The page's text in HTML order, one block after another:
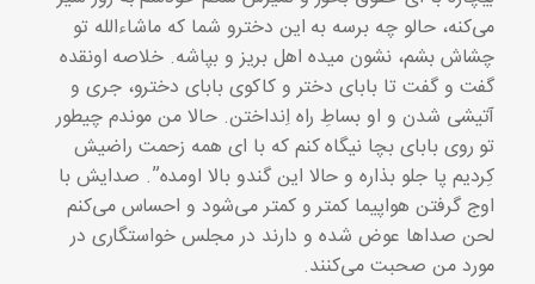
می‌کنه، حالو چه برسه به این دخترو شما که ماشاء‌الله تو
چشاش بشم، نشون میده اهل بریز و بپاشه. خلاصه اونقده
گفت و گفت تا بابای دختر و کاکوی بابای دخترو، جری و
آتیشی شدن و او بساطِ راه اِنداختن. حالا من موندم چیطور
تو روی بابای بچا نیگاه کنم که با ای همه زحمت راضیش
کِردیم پا جلو بذاره و حالا این گندو بالا اومده”. صدایش با
اوج گرفتن هواپیما کمتر و کمتر می‌شود و احساس می‌کنم
لحن صداها عوض شده و دارند در مجلس خواستگاری در
مورد من صحبت می‌کنند.